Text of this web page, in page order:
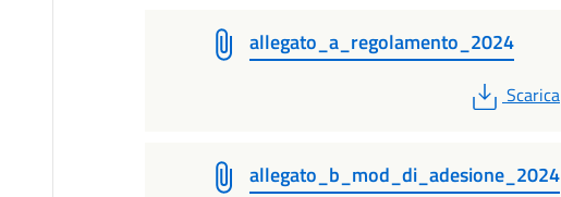
allegato_a_regolamento_2024
PDF
Scarica
allegato_b_mod_di_adesione_2024